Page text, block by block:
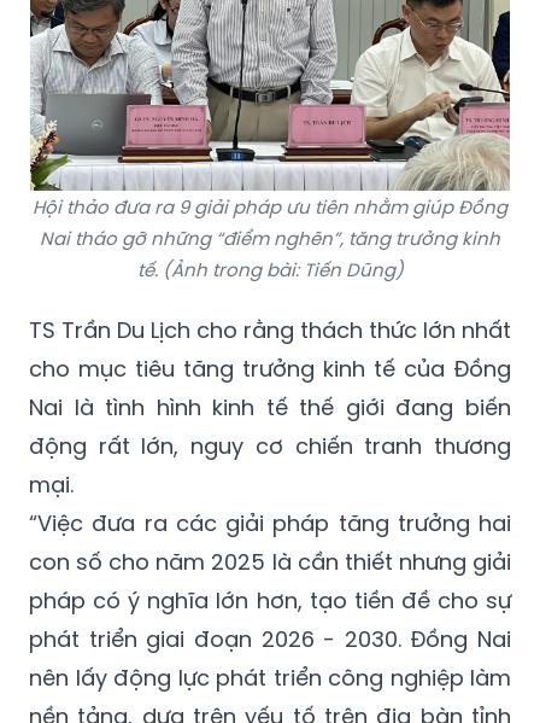
Hội thảo đưa ra 9 giải pháp ưu tiên nhằm giúp Đồng
Nai tháo gỡ những “điểm nghẽn”, tăng trưởng kinh
tế. (Ảnh trong bài: Tiến Dũng)
TS Trần Du Lịch cho rằng thách thức lớn nhất
cho mục tiêu tăng trưởng kinh tế của Đồng
Nai là tình hình kinh tế thế giới đang biến
động rất lớn, nguy cơ chiến tranh thương
mại.
“Việc đưa ra các giải pháp tăng trưởng hai
con số cho năm 2025 là cần thiết nhưng giải
pháp có ý nghĩa lớn hơn, tạo tiền đề cho sự
phát triển giai đoạn 2026 - 2030. Đồng Nai
nên lấy động lực phát triển công nghiệp làm
nền tảng, dựa trên yếu tố trên địa bàn tỉnh